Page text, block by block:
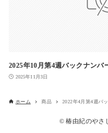
2025年10月第4週バックナンバ
2025年11月3日
ホーム 商品 2022年4月第4週バ
© 椿由紀のやさ